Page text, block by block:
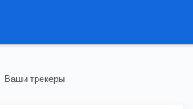
Ваши трекеры